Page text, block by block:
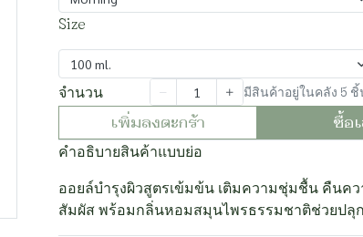
Size
100 ml.
จำนวน มีสินค้าอยู่ในคลัง 5 ชิ้
เพิ่มลงตะกร้า ซื้อ
คำอธิบายสินค้าแบบย่อ
ออยล์บำรุงผิวสูตรเข้มข้น เติมความชุ่มชื้น คืนค
สัมผัส พร้อมกลิ่นหอมสมุนไพรธรรมชาติช่วยปลุ